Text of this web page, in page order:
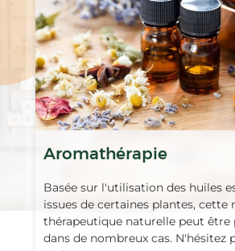
Aromathérapie
Basée sur l'utilisation des huiles
issues de certaines plantes, cette
thérapeutique naturelle peut être
dans de nombreux cas. N'hésitez